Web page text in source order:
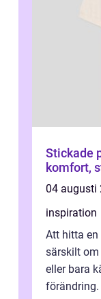
Stickade
komfort,
04 augusti
inspiration
Att hitta en
särskilt
eller bara
förändring.